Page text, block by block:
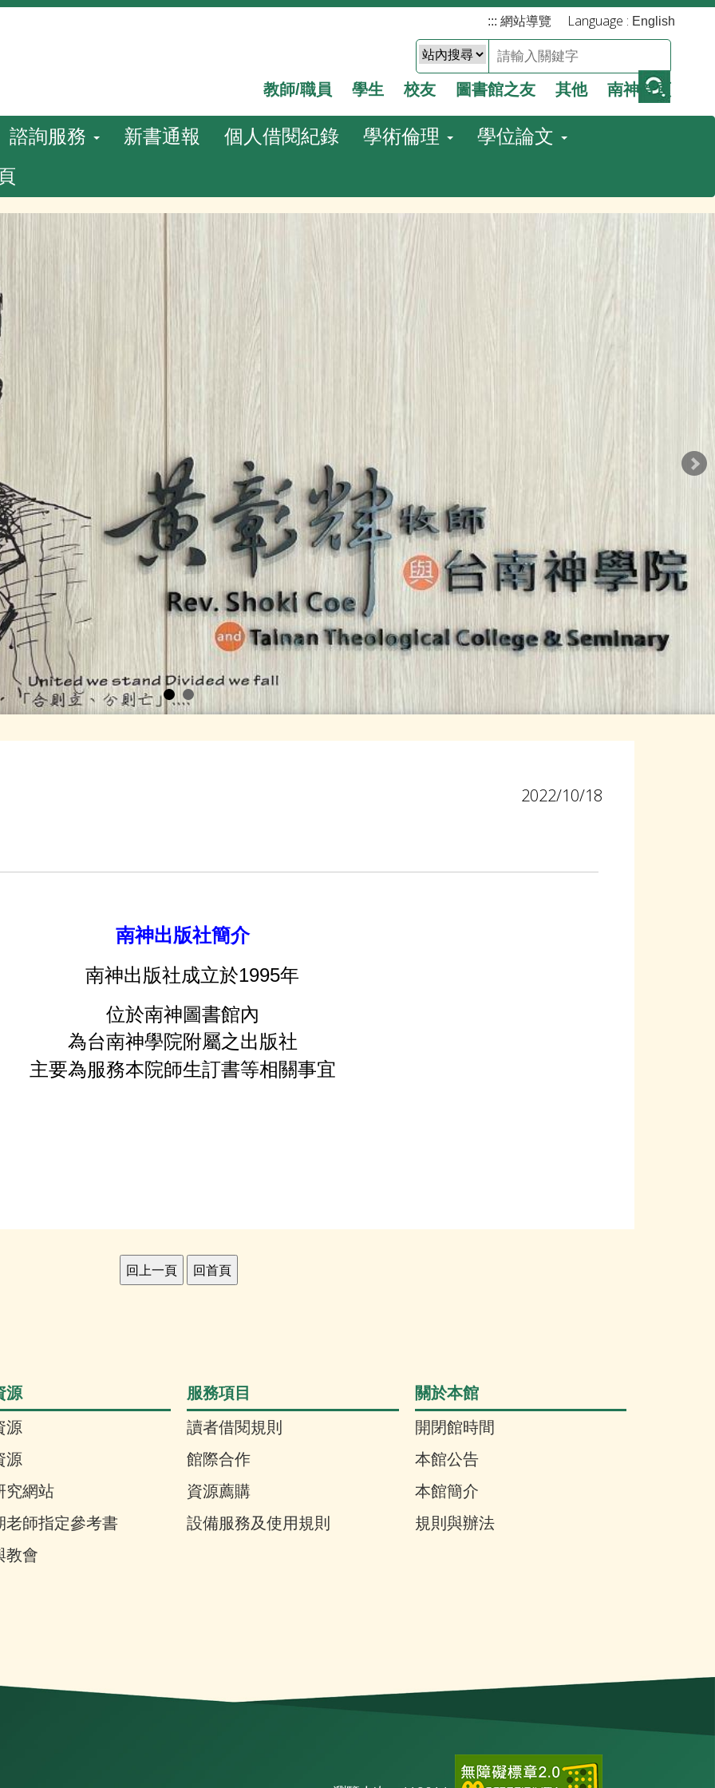
::: 網站導覽 Language : English
教師/職員 學生 校友 圖書館之友 其他 南神首頁
諮詢服務 新書通報 個人借閱紀錄 學術倫理
學位論文
2022/10/18
南神出版社簡介
南神出版社成立於1995年
位於南神圖書館內
為台南神學院附屬之出版社
主要為服務本院師生訂書等相關事宜
源
源
源
究網站
老師指定參考書
教會
服務項目
讀者借閱規則
館際合作
資源薦購
設備服務及使用規則
關於本館
開閉館時間
本館公告
本館簡介
規則與辦法